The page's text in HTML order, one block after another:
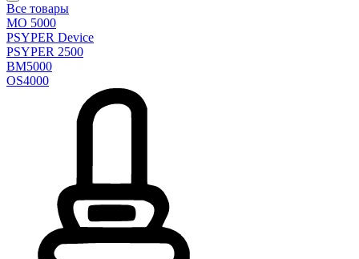
Все товары
MO 5000
PSYPER Device
PSYPER 2500
BM5000
OS4000